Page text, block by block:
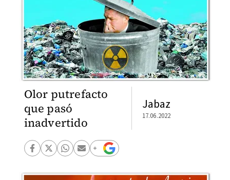
Olor putrefacto
que pasó
inadvertido
Jabaz
17.06.2022